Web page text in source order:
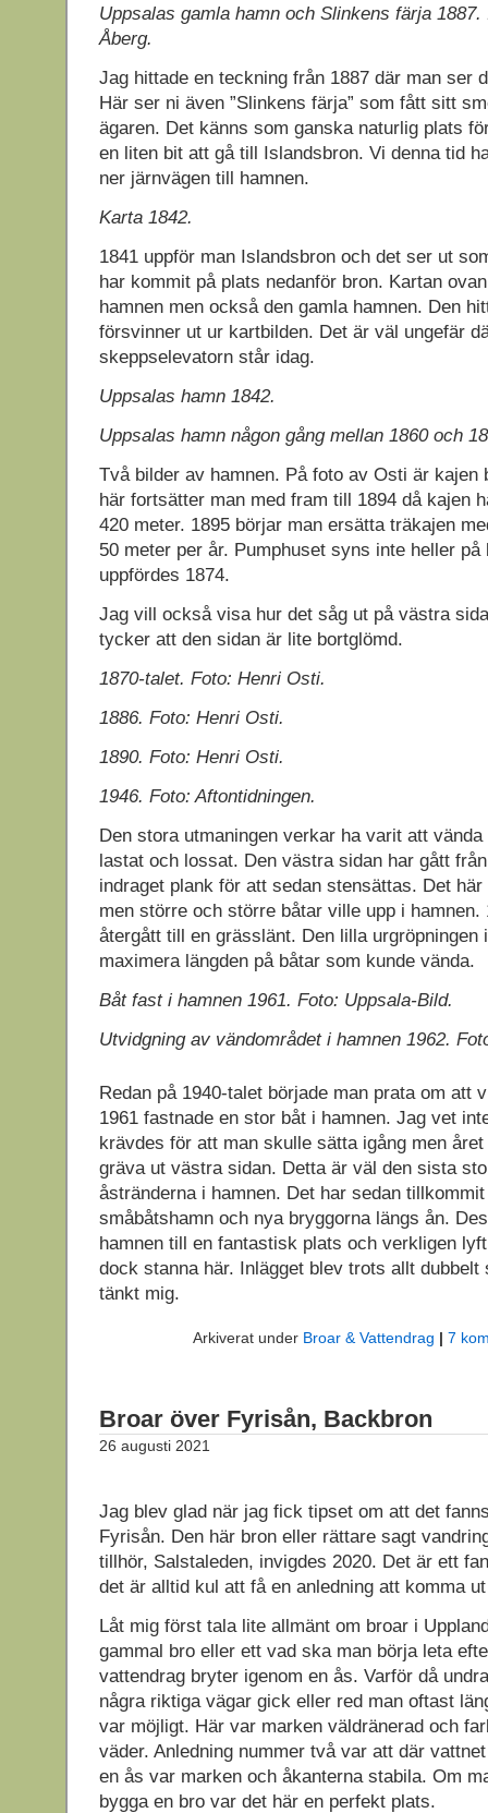
Uppsalas gamla hamn och Slinkens färja
Åberg.
Jag hittade en teckning från 1887 där man ser
Här ser ni även ”Slinkens färja” som fått sitt
ägaren. Det känns som ganska naturlig plats
en liten bit att gå till Islandsbron. Vi denna tid
ner järnvägen till hamnen.
Karta 1842.
1841 uppför man Islandsbron och det ser ut
har kommit på plats nedanför bron. Kartan
hamnen men också den gamla hamnen. Den
försvinner ut ur kartbilden. Det är väl ungefär
skeppselevatorn står idag.
Uppsalas hamn 1842.
Uppsalas hamn någon gång mellan 1860 och
Två bilder av hamnen. På foto av Osti är kajen
här fortsätter man med fram till 1894 då kajen
420 meter. 1895 börjar man ersätta träkajen
50 meter per år. Pumphuset syns inte heller på
uppfördes 1874.
Jag vill också visa hur det såg ut på västra
tycker att den sidan är lite bortglömd.
1870-talet. Foto: Henri Osti.
1886. Foto: Henri Osti.
1890. Foto: Henri Osti.
1946. Foto: Aftontidningen.
Den stora utmaningen verkar ha varit att
lastat och lossat. Den västra sidan har gått
indraget plank för att sedan stensättas. Det
men större och större båtar ville upp i hamnen.
återgått till en grässlänt. Den lilla urgröpningen
maximera längden på båtar som kunde vända.
Båt fast i hamnen 1961. Foto: Uppsala-Bild.
Utvidgning av vändområdet i hamnen 1962.
Redan på 1940-talet började man prata om att
1961 fastnade en stor båt i hamnen. Jag vet
krävdes för att man skulle sätta igång men
gräva ut västra sidan. Detta är väl den sista
åstränderna i hamnen. Det har sedan
småbåtshamn och nya bryggorna längs ån.
hamnen till en fantastisk plats och verkligen
dock stanna här. Inlägget blev trots allt dubbelt
tänkt mig.
Arkiverat under Broar & Vattendrag | 7
Broar över Fyrisån, Backbron
26 augusti 2021
Jag blev glad när jag fick tipset om att det
Fyrisån. Den här bron eller rättare sagt
tillhör, Salstaleden, invigdes 2020. Det är ett
det är alltid kul att få en anledning att komma
Låt mig först tala lite allmänt om broar i
gammal bro eller ett vad ska man börja leta
vattendrag bryter igenom en ås. Varför då
några riktiga vägar gick eller red man oftast
var möjligt. Här var marken väldränerad och
väder. Anledning nummer två var att där
en ås var marken och åkanterna stabila. Om
bygga en bro var det här en perfekt plats.